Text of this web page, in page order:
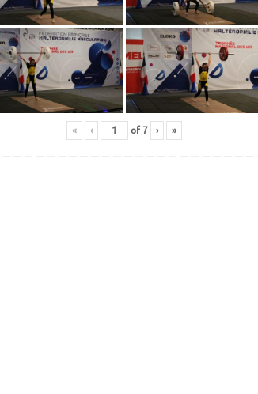
« ‹ of7 › »